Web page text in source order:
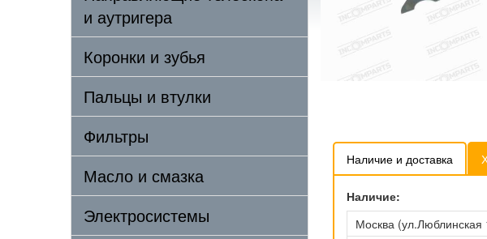
и аутригера
Коронки и зубья
Пальцы и втулки
Фильтры
Масло и смазка
Электросистемы
Наличие и доставка
Наличие:
Москва (ул.Люблинская